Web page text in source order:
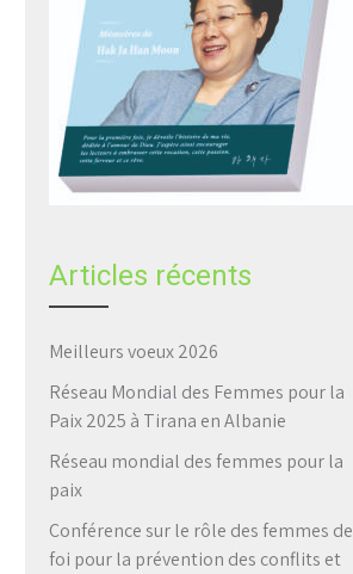
Articles récents
Meilleurs voeux 2026
Réseau Mondial des Femmes pour la
Paix 2025 à Tirana en Albanie
Réseau mondial des femmes pour la
paix
Conférence sur le rôle des femmes de
foi pour la prévention des conflits et